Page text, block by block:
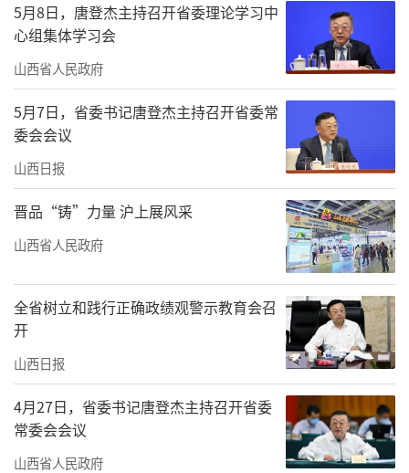
5月8日，唐登杰主持召开省委理论学习中
心组集体学习会
山西省人民政府
5月7日，省委书记唐登杰主持召开省委常
委会会议
山西日报
晋品“铸”力量 沪上展风采
山西省人民政府
全省树立和践行正确政绩观警示教育会召
开
山西日报
4月27日，省委书记唐登杰主持召开省委
常委会会议
山西省人民政府